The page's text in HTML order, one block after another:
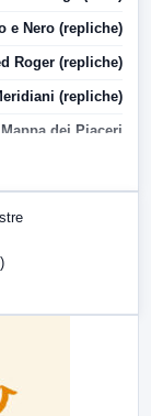
e Nero (repliche)
Roger (repliche)
(repliche)
dei Piaceri